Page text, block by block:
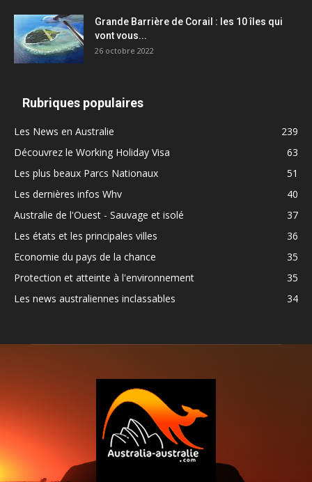
Grande Barrière de Corail : les 10 îles qui
vont vous...
26 octobre 2022
Rubriques populaires
Les News en Australie
239
Découvrez le Working Holiday Visa
63
Les plus beaux Parcs Nationaux
51
Les dernières infos Whv
40
Australie de l'Ouest - Sauvage et isolé
37
Les états et les principales villes
36
Economie du pays de la chance
35
Protection et atteinte à l'environnement
35
Les news australiennes inclassables
34